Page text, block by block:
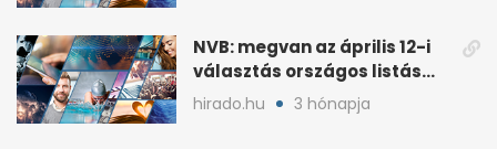
NVB: megvan az április 12-i
választás országos listás
eredménye
hirado.hu 3 hónapja